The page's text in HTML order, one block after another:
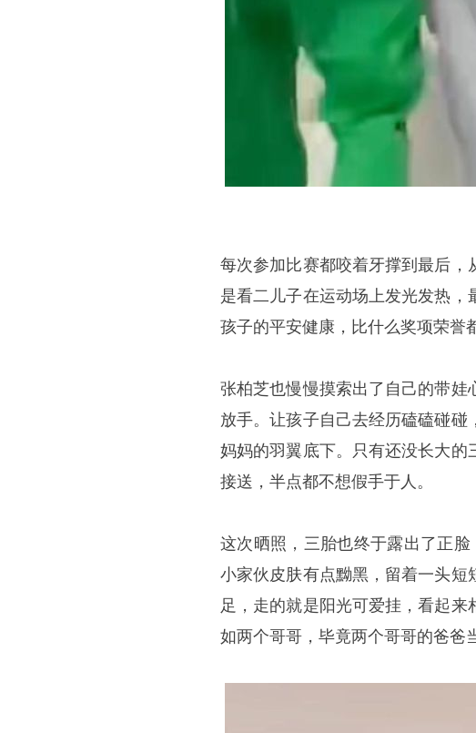
每次参加比赛都咬着牙撑到最后
是看二儿子在运动场上发光发热
孩子的平安健康，比什么奖项荣誉
张柏芝也慢慢摸索出了自己的带
放手。让孩子自己去经历磕磕碰
妈妈的羽翼底下。只有还没长大
接送，半点都不想假手于人。
这次晒照，三胎也终于露出了正
小家伙皮肤有点黝黑，留着一头
足，走的就是阳光可爱挂，看起
如两个哥哥，毕竟两个哥哥的爸爸